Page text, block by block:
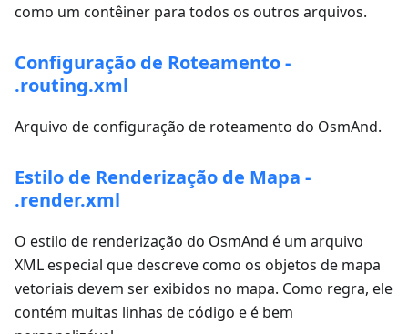
como um contêiner para todos os outros arquivos.
Configuração de Roteamento -
.routing.xml
Arquivo de configuração de roteamento do OsmAnd.
Estilo de Renderização de Mapa -
.render.xml
O estilo de renderização do OsmAnd é um arquivo
XML especial que descreve como os objetos de mapa
vetoriais devem ser exibidos no mapa. Como regra, ele
contém muitas linhas de código e é bem